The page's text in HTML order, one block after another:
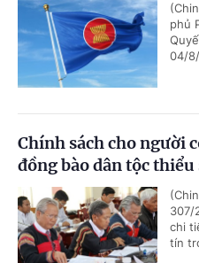
phủ
04/
Chính sách cho người
đồng bào dân tộc thiểu
307/
chi
tín